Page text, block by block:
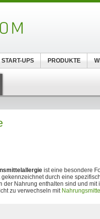
ist eine besondere
gekennzeichnet durch eine
der Nahrung enthalten sind und
zu verwechseln mit
UPS PRODUKTE